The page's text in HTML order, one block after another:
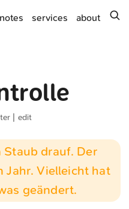
notes services about
| edit
Staub drauf. Der
Jahr. Vielleicht hat
geändert.